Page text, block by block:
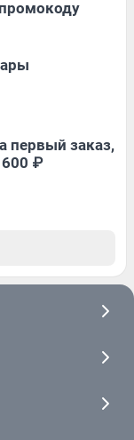
первый заказ,
₽